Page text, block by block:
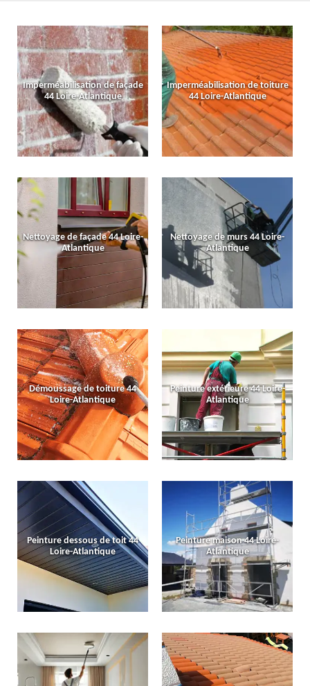
Imperméabilisation de façade
44 Loire-Atlantique
Imperméabilisation de toiture
44 Loire-Atlantique
Nettoyage de façade 44 Loire-
Atlantique
Nettoyage de murs 44 Loire-
Atlantique
Démoussage de toiture 44
Loire-Atlantique
Peinture extérieure 44 Loire-
Atlantique
Peinture dessous de toit 44
Loire-Atlantique
Peinture maison 44 Loire-
Atlantique